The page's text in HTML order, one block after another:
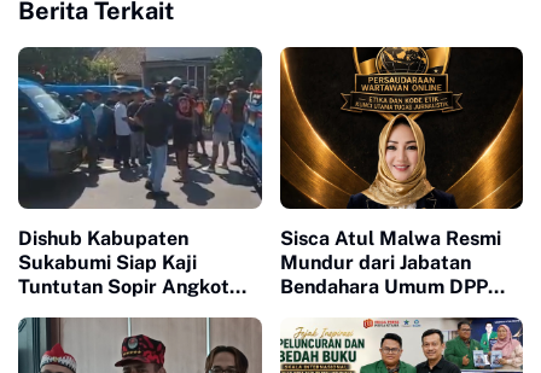
Berita Terkait
Dishub Kabupaten
Sukabumi Siap Kaji
Tuntutan Sopir Angkot
Trayek hingga Stasiun
Cicurug
Sisca Atul Malwa Resmi
Mundur dari Jabatan
Bendahara Umum DPP